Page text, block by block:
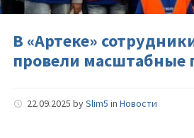
В «Артеке»
провели масштабные
22.09.2025bySlim5 inНовости